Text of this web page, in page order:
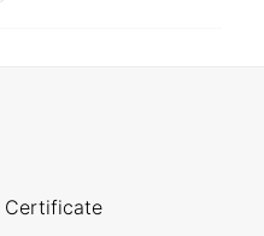
Certificate